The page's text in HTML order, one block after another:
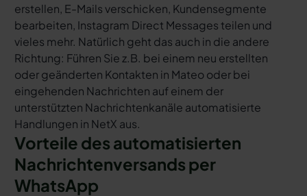
erstellen, E-Mails verschicken, Kundensegmente
bearbeiten, Instagram Direct Messages teilen und
vieles mehr. Natürlich geht das auch in die andere
Richtung: Führen Sie z.B. bei einem neu erstellten
oder geänderten Kontakten in Mateo oder bei
eingehenden Nachrichten auf einem der
unterstützten Nachrichtenkanäle automatisierte
Handlungen in NetX aus.
Vorteile des automatisierten
Nachrichtenversands per
WhatsApp